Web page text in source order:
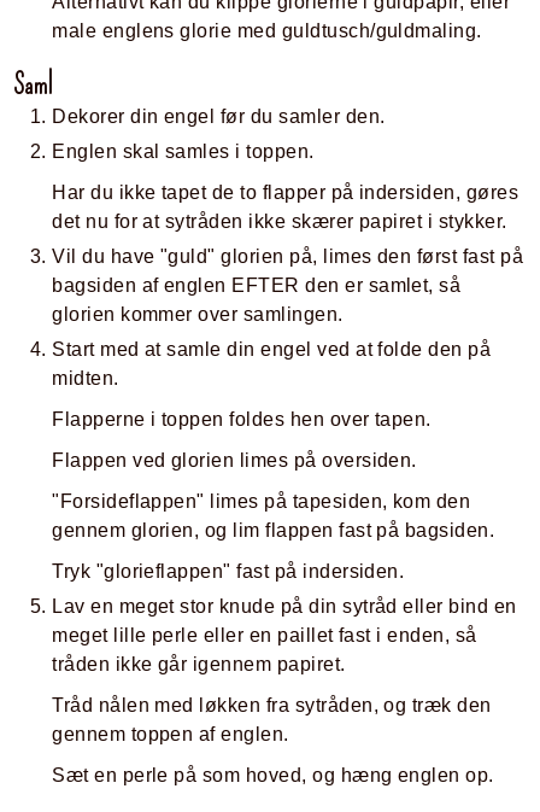
male englens glorie med guldtusch/guldmaling.
Saml
Dekorer din engel før du samler den.
Englen skal samles i toppen.
Har du ikke tapet de to flapper på indersiden, gøres
det nu for at sytråden ikke skærer papiret i stykker.
Vil du have "guld" glorien på, limes den først fast på
bagsiden af englen EFTER den er samlet, så
glorien kommer over samlingen.
Start med at samle din engel ved at folde den på
midten.
Flapperne i toppen foldes hen over tapen.
Flappen ved glorien limes på oversiden.
"Forsideflappen" limes på tapesiden, kom den
gennem glorien, og lim flappen fast på bagsiden.
Tryk "glorieflappen" fast på indersiden.
Lav en meget stor knude på din sytråd eller bind en
meget lille perle eller en paillet fast i enden, så
tråden ikke går igennem papiret.
Tråd nålen med løkken fra sytråden, og træk den
gennem toppen af englen.
Sæt en perle på som hoved, og hæng englen op.